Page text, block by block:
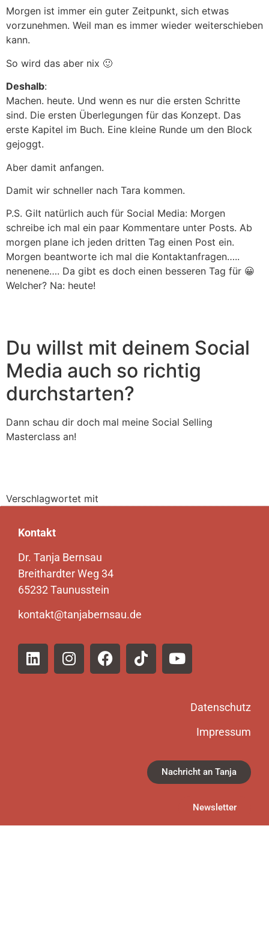
Morgen ist immer ein guter Zeitpunkt, sich etwas
vorzunehmen. Weil man es immer wieder weiterschieben
kann.
So wird das aber nix 🙂
Deshalb:
Machen. heute. Und wenn es nur die ersten Schritte
sind. Die ersten Überlegungen für das Konzept. Das
erste Kapitel im Buch. Eine kleine Runde um den Block
gejoggt.
Aber damit anfangen.
Damit wir schneller nach Tara kommen.
P.S. Gilt natürlich auch für Social Media: Morgen
schreibe ich mal ein paar Kommentare unter Posts. Ab
morgen plane ich jeden dritten Tag einen Post ein.
Morgen beantworte ich mal die Kontaktanfragen…..
nenenene…. Da gibt es doch einen besseren Tag für 😀
Welcher? Na: heute!
Du willst mit deinem Social
Media auch so richtig
durchstarten?
Dann schau dir doch mal meine Social Selling
Masterclass an!
Verschlagwortet mit
Kontakt
Dr. Tanja Bernsau
Breithardter Weg 34
65232 Taunusstein
kontakt@tanjabernsau.de
Datenschutz
Impressum
Nachricht an Tanja
Newsletter